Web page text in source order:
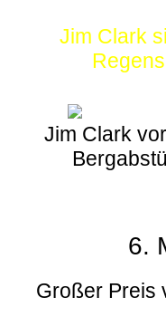
Jim Clark
Jim Clark
6.
Großer Preis